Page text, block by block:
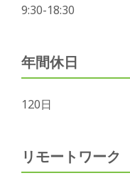
9:30-18:30
年間休日
120日
リモートワーク